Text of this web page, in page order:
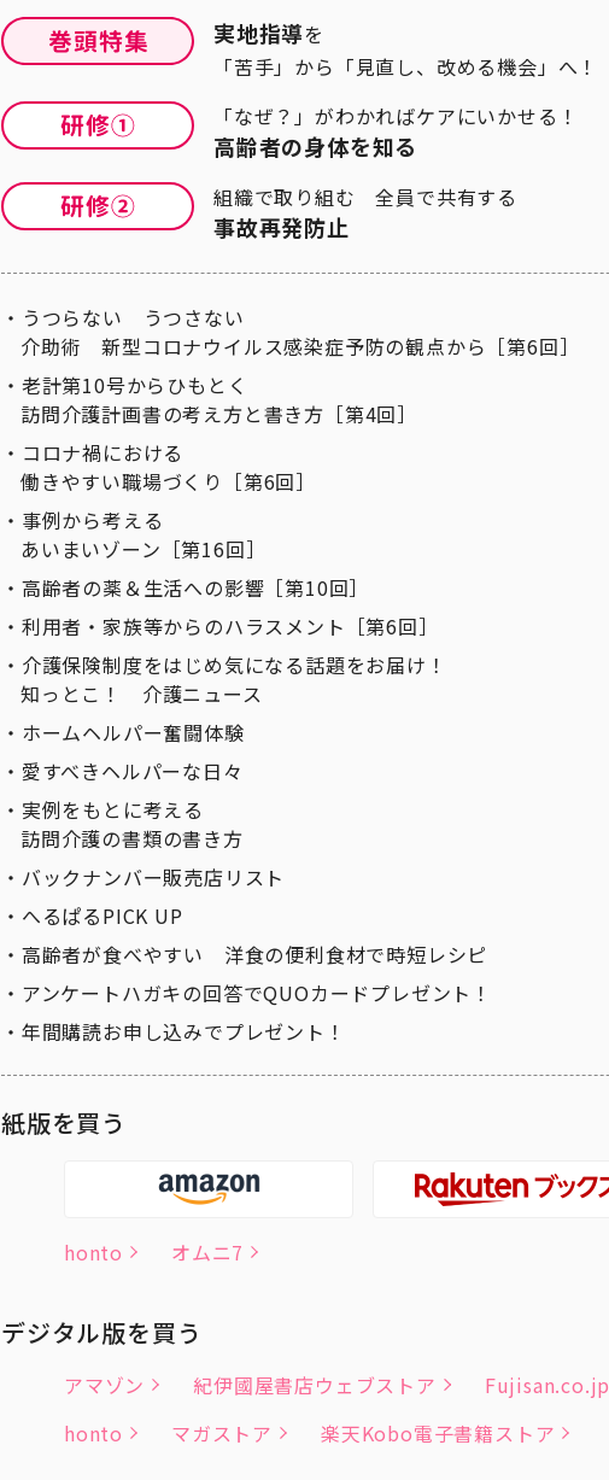
実地指導を
「苦手」から「見直し、改める機会」へ！
「なぜ？」がわかればケアにいかせる！
高齢者の身体を知る
組織で取り組む 全員で共有する
事故再発防止
うつらない うつさない
介助術 新型コロナウイルス感染症予防の観点から［第6回］
老計第10号からひもとく
訪問介護計画書の考え方と書き方［第4回］
コロナ禍における
働きやすい職場づくり［第6回］
事例から考える
あいまいゾーン［第16回］
高齢者の薬＆生活への影響［第10回］
利用者・家族等からのハラスメント［第6回］
介護保険制度をはじめ気になる話題をお届け！
知っとこ！ 介護ニュース
ホームヘルパー奮闘体験
愛すべきヘルパーな日々
実例をもとに考える
訪問介護の書類の書き方
バックナンバー販売店リスト
へるぱるPICK UP
高齢者が食べやすい 洋食の便利食材で時短レシピ
アンケートハガキの回答でQUOカードプレゼント！
年間購読お申し込みでプレゼント！
紙版を買う
honto オムニ7
デジタル版を買う
アマゾン 紀伊國屋書店ウェブストア
Fujisan.co.jp
honto
マガストア 楽天Kobo電子書籍ストア